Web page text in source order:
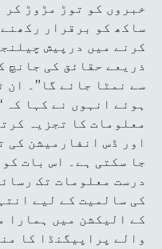
خبروں کو توڑ مڑوڑ
ساکھ کو برقرار
کرنے میں درپیش
ذریعے حقائق کی جانچ
سے نمٹا جائے گا”۔ ان
ہوئے انہوں نے کہا کہ
معلومات کا تجزیہ
اور ڈس انفارمیشن کی
جا سکتی ہے۔ اس بات
درست معلومات تک
کی سالمیت کے لیے
کے الیکشن میں ہمارا
والے پراپیگنڈا کا